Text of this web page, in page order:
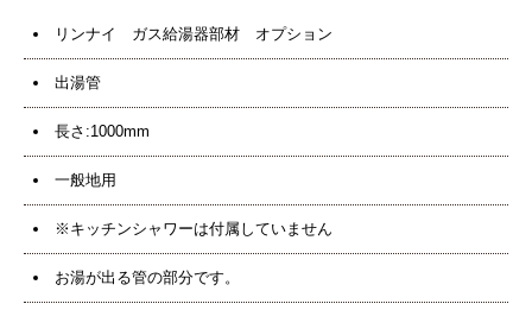
リンナイ ガス給湯器部材 オプション
出湯管
長さ:1000mm
一般地用
※キッチンシャワーは付属していません
お湯が出る管の部分です。